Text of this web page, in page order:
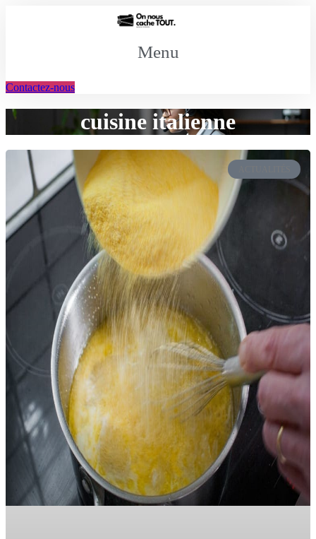
Menu
Contactez-nous
cuisine italienne